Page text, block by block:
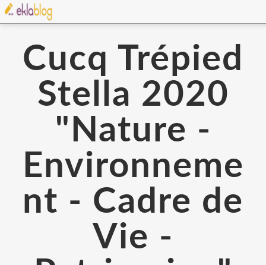
Cucq Trépied
Stella 2020
"Nature -
Environneme
nt - Cadre de
Vie -